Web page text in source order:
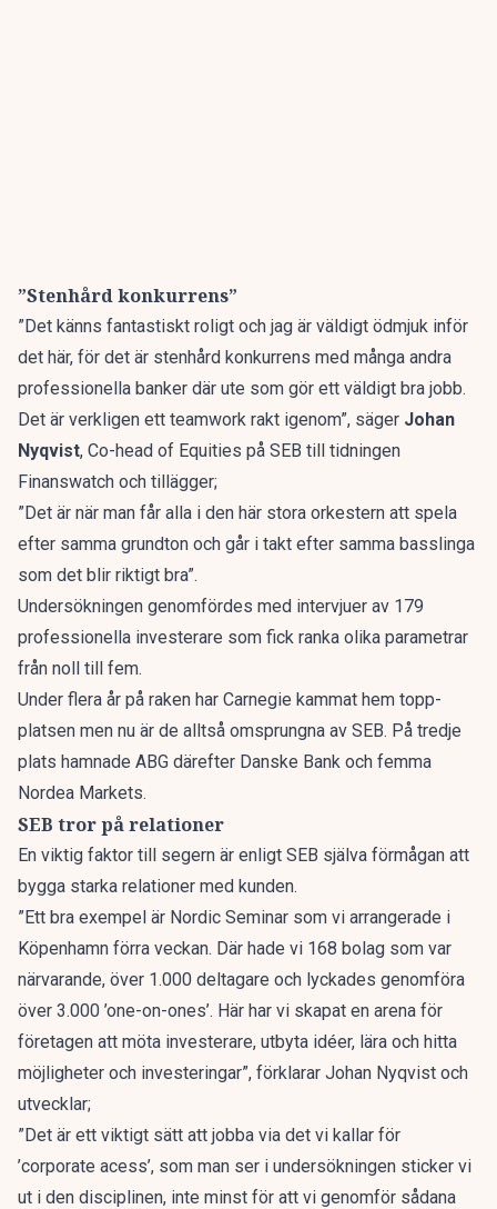
”Stenhård konkurrens”
”Det känns fantastiskt roligt och jag är väldigt ödmjuk inför
det här, för det är stenhård konkurrens med många andra
professionella banker där ute som gör ett väldigt bra jobb.
Det är verkligen ett teamwork rakt igenom”, säger Johan
Nyqvist, Co-head of Equities på SEB till tidningen
Finanswatch och tillägger;
”Det är när man får alla i den här stora orkestern att spela
efter samma grundton och går i takt efter samma basslinga
som det blir riktigt bra”.
Undersökningen genomfördes med intervjuer av 179
professionella investerare som fick ranka olika parametrar
från noll till fem.
Under flera år på raken har Carnegie kammat hem topp-
platsen men nu är de alltså omsprungna av SEB. På tredje
plats hamnade ABG därefter Danske Bank och femma
Nordea Markets.
SEB tror på relationer
En viktig faktor till segern är enligt SEB själva förmågan att
bygga starka relationer med kunden.
”Ett bra exempel är Nordic Seminar som vi arrangerade i
Köpenhamn förra veckan. Där hade vi 168 bolag som var
närvarande, över 1.000 deltagare och lyckades genomföra
över 3.000 ’one-on-ones’. Här har vi skapat en arena för
företagen att möta investerare, utbyta idéer, lära och hitta
möjligheter och investeringar”, förklarar Johan Nyqvist och
utvecklar;
”Det är ett viktigt sätt att jobba via det vi kallar för
’corporate acess’, som man ser i undersökningen sticker vi
ut i den disciplinen, inte minst för att vi genomför sådana